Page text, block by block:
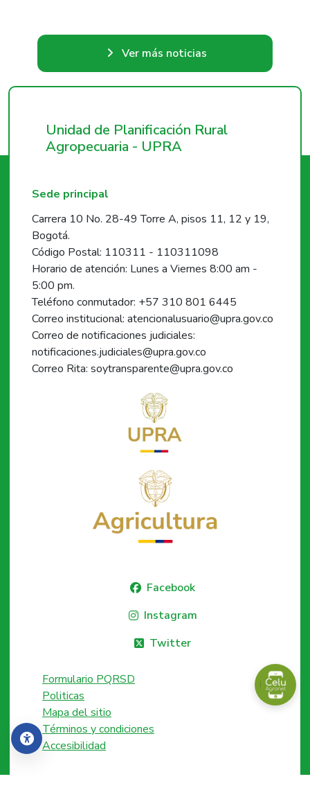
Accesibilidad
Ver más noticias
Unidad de Planificación Rural
Agropecuaria - UPRA
Sede principal
Carrera 10 No. 28-49 Torre A, pisos 11, 12 y 19,
Bogotá.
Código Postal: 110311 - 110311098
Horario de atención: Lunes a Viernes 8:00 am -
5:00 pm.
Teléfono conmutador: +57 310 801 6445
Correo institucional: atencionalusuario@upra.gov.co
Correo de notificaciones judiciales:
notificaciones.judiciales@upra.gov.co
Correo Rita: soytransparente@upra.gov.co
Facebook
Instagram
Twitter
Formulario PQRSD
Politicas
Mapa del sitio
Términos y condiciones
Accesibilidad